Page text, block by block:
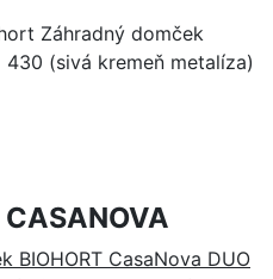
Záhradný domček
430 (sivá kremeň metalíza)